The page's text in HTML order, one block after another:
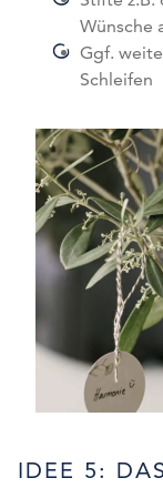
Wünsche
Ggf.
Schleifen
IDEE 5: